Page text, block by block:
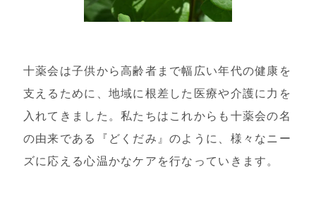
十薬会は子供から高齢者まで幅広い年代の健康を
支えるために、地域に根差した医療や介護に力を
入れてきました。私たちはこれからも十薬会の名
の由来である『どくだみ』のように、様々なニー
ズに応える心温かなケアを行なっていきます。